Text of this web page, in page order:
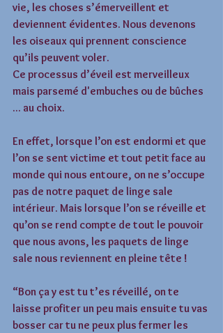
vie, les choses s’émerveillent et
deviennent évidentes. Nous devenons
les oiseaux qui prennent conscience
qu’ils peuvent voler.
Ce processus d’éveil est merveilleux
mais parsemé d'embuches ou de bûches
... au choix.
En effet, lorsque l’on est endormi et que
l’on se sent victime et tout petit face au
monde qui nous entoure, on ne s’occupe
pas de notre paquet de linge sale
intérieur. Mais lorsque l’on se réveille et
qu’on se rend compte de tout le pouvoir
que nous avons, les paquets de linge
sale nous reviennent en pleine tête !
“Bon ça y est tu t’es réveillé, on te
laisse profiter un peu mais ensuite tu vas
bosser car tu ne peux plus fermer les